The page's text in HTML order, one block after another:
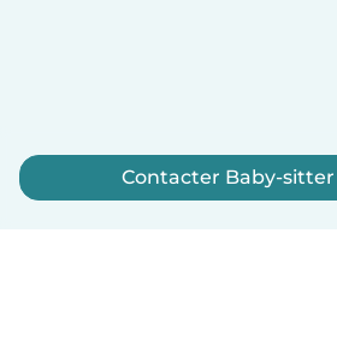
Contacter Baby-sitter